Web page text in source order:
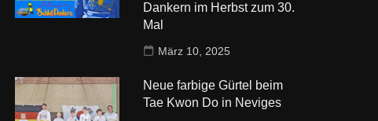
Dankern im Herbst zum 30.
Mal
März 10, 2025
Neue farbige Gürtel beim
Tae Kwon Do in Neviges